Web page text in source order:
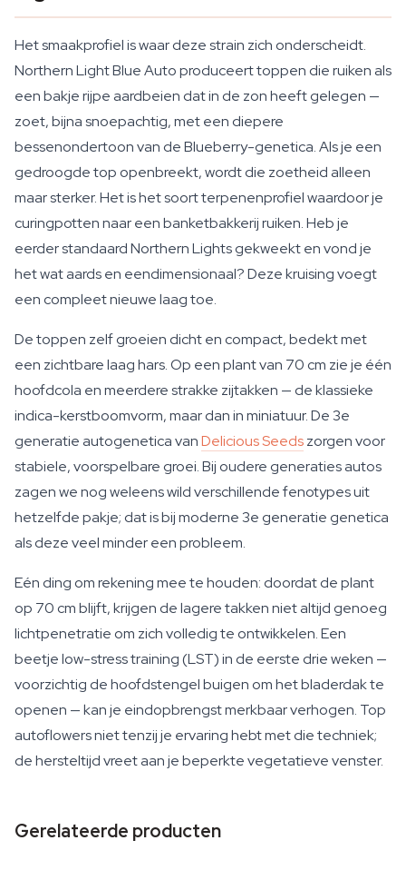
Het smaakprofiel is waar deze strain zich onderscheidt.
Northern Light Blue Auto produceert toppen die ruiken als
een bakje rijpe aardbeien dat in de zon heeft gelegen —
zoet, bijna snoepachtig, met een diepere
bessenondertoon van de Blueberry-genetica. Als je een
gedroogde top openbreekt, wordt die zoetheid alleen
maar sterker. Het is het soort terpenenprofiel waardoor je
curingpotten naar een banketbakkerij ruiken. Heb je
eerder standaard Northern Lights gekweekt en vond je
het wat aards en eendimensionaal? Deze kruising voegt
een compleet nieuwe laag toe.
De toppen zelf groeien dicht en compact, bedekt met
een zichtbare laag hars. Op een plant van 70 cm zie je één
hoofdcola en meerdere strakke zijtakken — de klassieke
indica-kerstboomvorm, maar dan in miniatuur. De 3e
generatie autogenetica vanDelicious Seedszorgen voor
stabiele, voorspelbare groei. Bij oudere generaties autos
zagen we nog weleens wild verschillende fenotypes uit
hetzelfde pakje; dat is bij moderne 3e generatie genetica
als deze veel minder een probleem.
Eén ding om rekening mee te houden: doordat de plant
op 70 cm blijft, krijgen de lagere takken niet altijd genoeg
lichtpenetratie om zich volledig te ontwikkelen. Een
beetje low-stress training (LST) in de eerste drie weken —
voorzichtig de hoofdstengel buigen om het bladerdak te
openen — kan je eindopbrengst merkbaar verhogen. Top
autoflowers niet tenzij je ervaring hebt met die techniek;
de hersteltijd vreet aan je beperkte vegetatieve venster.
Gerelateerde producten